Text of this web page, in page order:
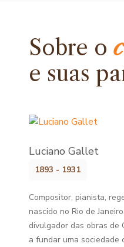
Sobre o
e suas
Luciano Gallet
1893 - 1931
Compositor, pianista,
nascido no Rio de
divulgador das obras de
a fundar uma sociedade